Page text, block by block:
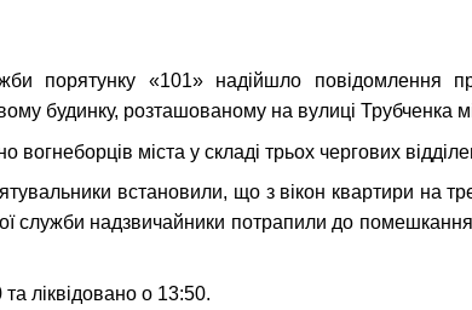
порятунку «101» надійшло повідомлення
будинку, розташованому на вулиці Трубченка
міста у складі трьох чергових
встановили, що з вікон квартири на
служби надзвичайники потрапили до
ліквідовано о 13:50.